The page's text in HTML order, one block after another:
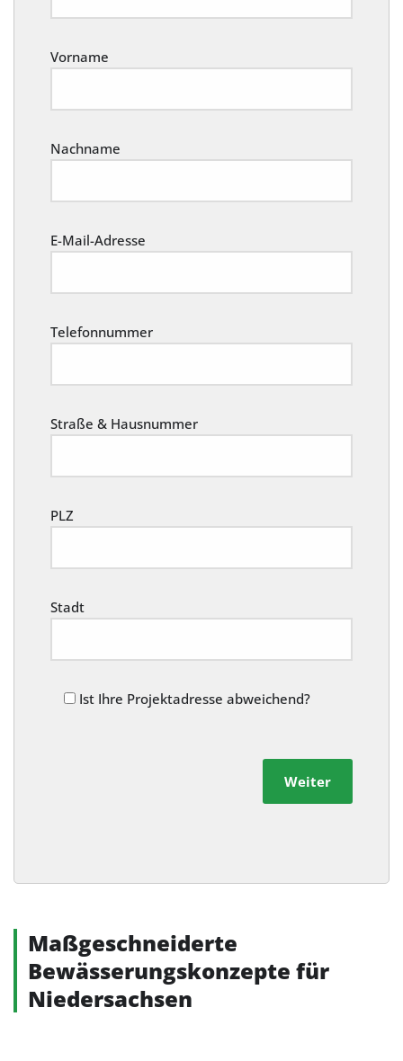
Vorname
Nachname
E-Mail-Adresse
Telefonnummer
Straße & Hausnummer
PLZ
Stadt
Ist Ihre Projektadresse abweichend?
Weiter
Alternative:
Maßgeschneiderte
Bewässerungskonzepte für
Niedersachsen